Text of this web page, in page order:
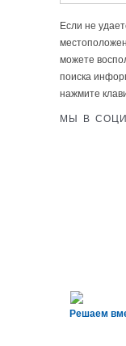
Если не
можете
поиска
нажмите
МЫ В
Решаем